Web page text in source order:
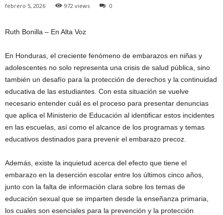
febrero 5, 2026 972 views 0
Ruth Bonilla – En Alta Voz
En Honduras, el creciente fenómeno de embarazos en niñas y
adolescentes no solo representa una crisis de salud pública, sino
también un desafío para la protección de derechos y la continuidad
educativa de las estudiantes. Con esta situación se vuelve
necesario entender cuál es el proceso para presentar denuncias
que aplica el Ministerio de Educación al identificar estos incidentes
en las escuelas, así como el alcance de los programas y temas
educativos destinados para prevenir el embarazo precoz.
Además, existe la inquietud acerca del efecto que tiene el
embarazo en la deserción escolar entre los últimos cinco años,
junto con la falta de información clara sobre los temas de
educación sexual que se imparten desde la enseñanza primaria,
los cuales son esenciales para la prevención y la protección